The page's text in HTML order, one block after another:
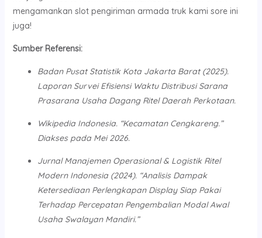
mengamankan slot pengiriman armada truk kami sore ini
juga!
Sumber Referensi:
Badan Pusat Statistik Kota Jakarta Barat (2025).
Laporan Survei Efisiensi Waktu Distribusi Sarana
Prasarana Usaha Dagang Ritel Daerah Perkotaan.
Wikipedia Indonesia. “Kecamatan Cengkareng.”
Diakses pada Mei 2026.
Jurnal Manajemen Operasional & Logistik Ritel
Modern Indonesia (2024). “Analisis Dampak
Ketersediaan Perlengkapan Display Siap Pakai
Terhadap Percepatan Pengembalian Modal Awal
Usaha Swalayan Mandiri.”